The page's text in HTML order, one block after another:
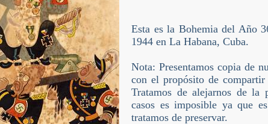
Esta es la Bohemia del Año
1944 en La Habana, Cuba.
Nota: Presentamos copia de
con el propósito de
Tratamos de alejarnos de la
casos es imposible ya que
tratamos de preservar.